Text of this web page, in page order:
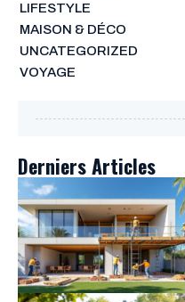
LIFESTYLE
MAISON & DÉCO
UNCATEGORIZED
VOYAGE
Derniers Articles